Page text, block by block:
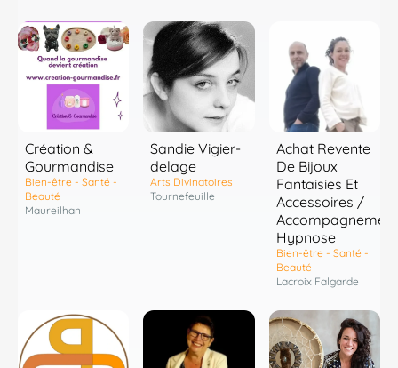
Création &
Gourmandise
Bien-être - Santé -
Beauté
Maureilhan
Sandie Vigier-
delage
Arts Divinatoires
Tournefeuille
Achat Revente
De Bijoux
Fantaisies Et
Accessoires /
Accompagnement
Hypnose
Bien-être - Santé -
Beauté
Lacroix Falgarde